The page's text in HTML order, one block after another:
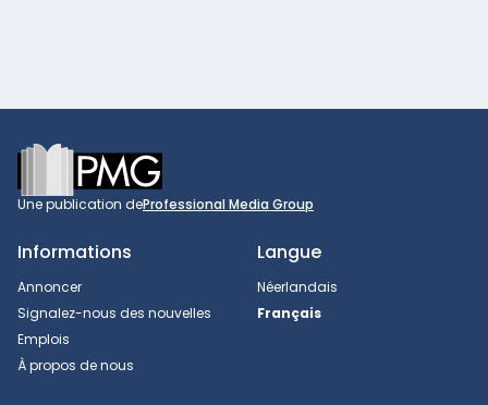
Footer
Une publication deProfessional Media Group
Informations
Annoncer
Signalez-nous des nouvelles
Emplois
À propos de nous
Langue
Néerlandais
Français